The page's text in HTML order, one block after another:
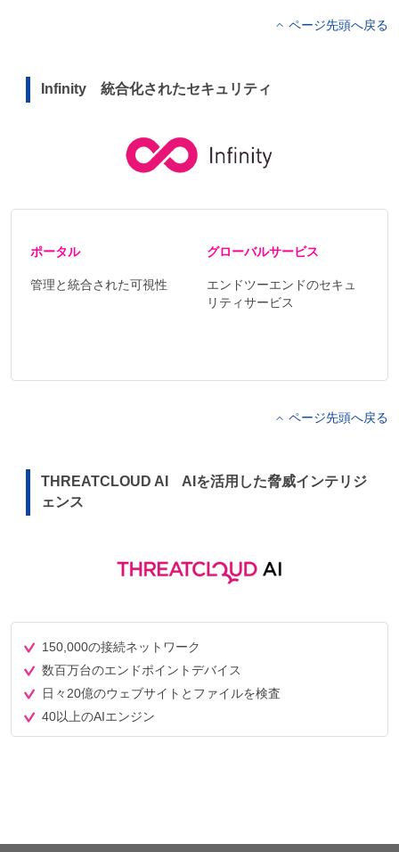
ページ先頭へ戻る
Infinity 統合化されたセキュリティ
ポータル
管理と統合された可視性
グローバルサービス
エンドツーエンドのセキュ
リティサービス
ページ先頭へ戻る
THREATCLOUD AI AIを活用した脅威インテリジ
ェンス
150,000の接続ネットワーク
数百万台のエンドポイントデバイス
日々20億のウェブサイトとファイルを検査
40以上のAIエンジン